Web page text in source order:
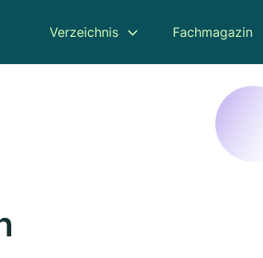
Verzeichnis Fachmagazin